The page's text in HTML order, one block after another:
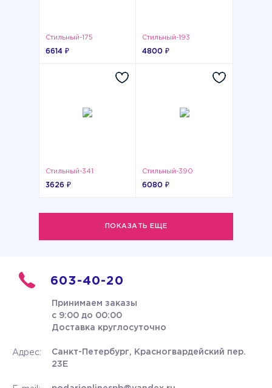
Стильный-175
6614 ₽
Стильный-193
4800 ₽
Стильный-341
3626 ₽
Стильный-390
6080 ₽
ПОКАЗАТЬ ЕЩЕ
603-40-20
Принимаем заказы
с 9:00 до 00:00
Доставка круглосуточно
Адрес:
Санкт-Петербург, Красногвардейский пер.
23Е